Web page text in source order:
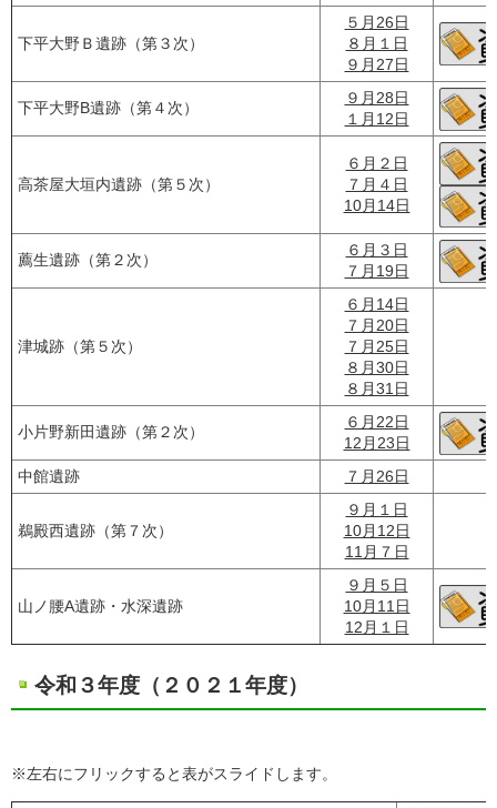
下平大野Ｂ遺跡（第３次）
５月26日
８月１日
９月27日
下平大野B遺跡（第４次）
９月28日
１月12日
高茶屋大垣内遺跡（第５次）
６月２日
７月４日
10月14日
薦生遺跡（第２次）
６月３日
７月19日
津城跡（第５次）
６月14日
７月20日
７月25日
８月30日
８月31日
小片野新田遺跡（第２次）
６月22日
12月23日
中館遺跡
７月26日
鵜殿西遺跡（第７次）
９月１日
10月12日
11月７日
山ノ腰A遺跡・水深遺跡
９月５日
10月11日
12月１日
令和３年度（２０２１年度）
※左右にフリックすると表がスライドします。